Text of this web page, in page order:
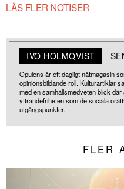
LÄS FLER NOTISER
IVO HOLMQVIST
Opulens är ett dagligt nätmagasin
opinionsbildande roll. Kulturartiklar
med en samhällsmedveten blick
yttrandefriheten som de sociala
utgångspunkter.
FLER